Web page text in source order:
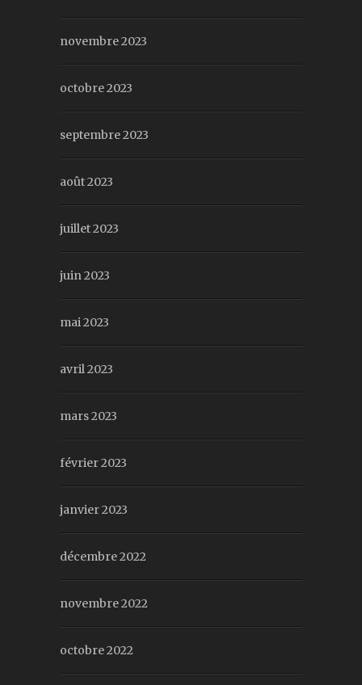
novembre 2023
octobre 2023
septembre 2023
août 2023
juillet 2023
juin 2023
mai 2023
avril 2023
mars 2023
février 2023
janvier 2023
décembre 2022
novembre 2022
octobre 2022